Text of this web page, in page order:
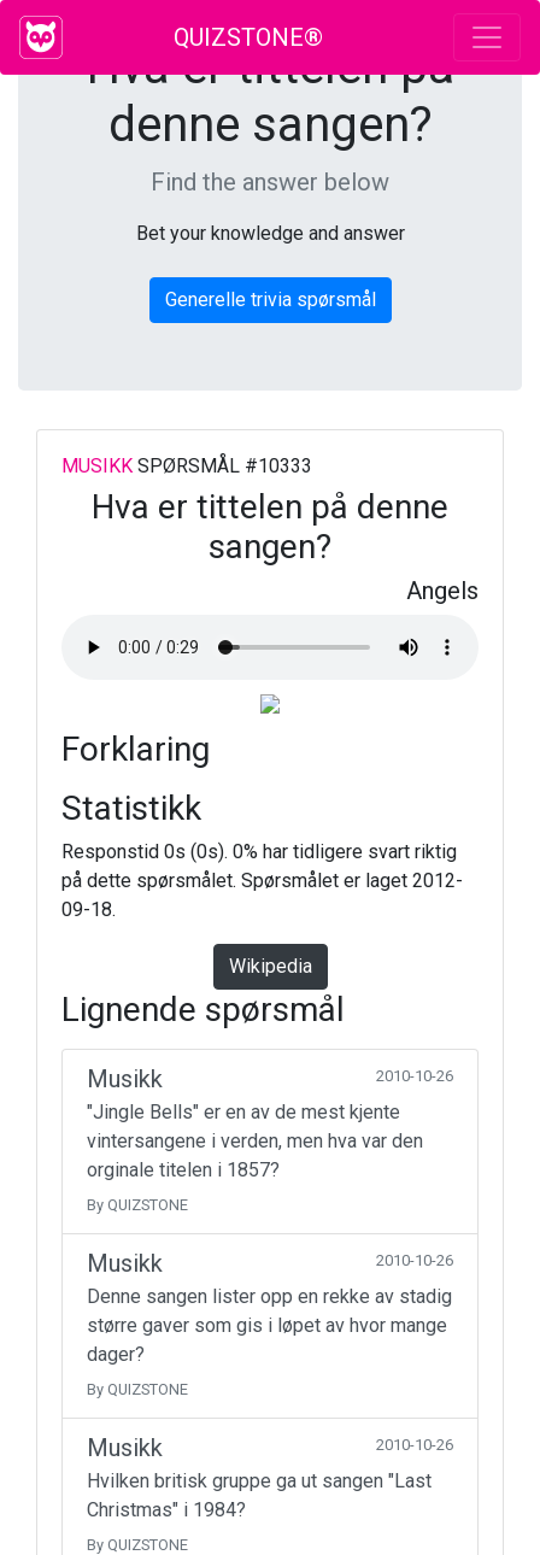
QUIZSTONE®
Hva er tittelen på
denne sangen?
Find the answer below
Bet your knowledge and answer
Generelle trivia spørsmål
MUSIKK SPØRSMÅL #10333
Hva er tittelen på denne
sangen?
Angels
Forklaring
Statistikk
Responstid 0s (0s). 0% har tidligere svart riktig
på dette spørsmålet. Spørsmålet er laget 2012-
09-18.
Wikipedia
Lignende spørsmål
Musikk 2010-10-26
"Jingle Bells" er en av de mest kjente
vintersangene i verden, men hva var den
orginale titelen i 1857?
By QUIZSTONE
Musikk 2010-10-26
Denne sangen lister opp en rekke av stadig
større gaver som gis i løpet av hvor mange
dager?
By QUIZSTONE
Musikk 2010-10-26
Hvilken britisk gruppe ga ut sangen "Last
Christmas" i 1984?
By QUIZSTONE